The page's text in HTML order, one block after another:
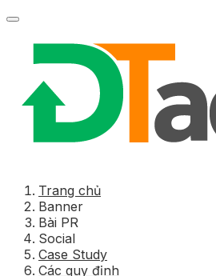
Trang chủ
Banner
Bài PR
Social
Case Study
Các quy định